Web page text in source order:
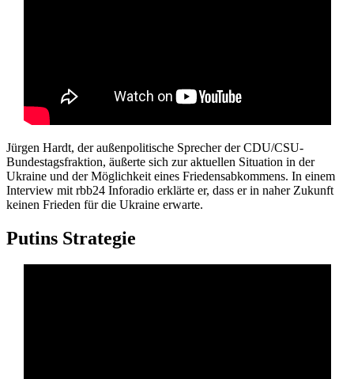
Jürgen Hardt, der außenpolitische Sprecher der CDU/CSU-
Bundestagsfraktion, äußerte sich zur aktuellen Situation in der
Ukraine und der Möglichkeit eines Friedensabkommens. In einem
Interview mit rbb24 Inforadio erklärte er, dass er in naher Zukunft
keinen Frieden für die Ukraine erwarte.
Putins Strategie